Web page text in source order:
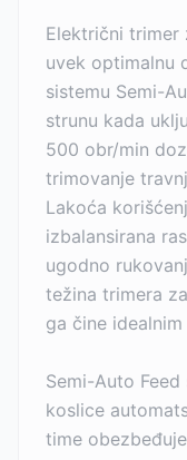
Električni trimer
uvek optimalnu
sistemu Semi-
strunu kada
500 obr/min
trimovanje
Lakoća
izbalansirana
ugodno
težina trimera
ga čine
Semi-Auto
koslice
time